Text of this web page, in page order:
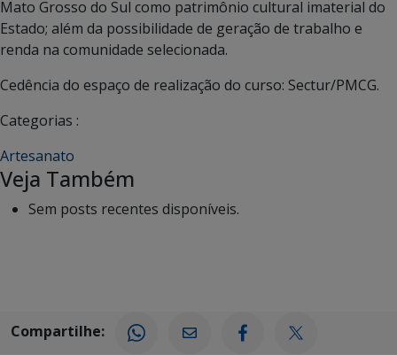
Mato Grosso do Sul como patrimônio cultural imaterial do
Estado; além da possibilidade de geração de trabalho e
renda na comunidade selecionada.
Cedência do espaço de realização do curso: Sectur/PMCG.
Categorias :
Artesanato
Veja Também
Sem posts recentes disponíveis.
Compartilhe: